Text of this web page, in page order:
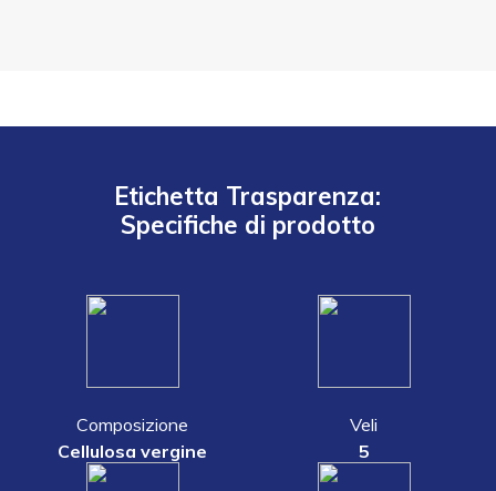
Etichetta Trasparenza:
Specifiche di prodotto
Composizione
Cellulosa vergine
Veli
5